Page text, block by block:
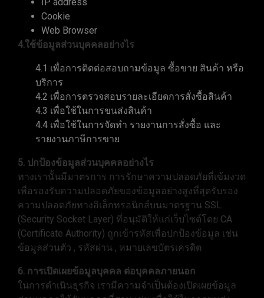
Cookie
Web Browser
4.ใช้ข้อมูลส่วนบุคคลอย่างไร
4.1 เพื่อการติดต่อสอบถามข้อมูล ซื้อขาย สินค้า หรือ
บริการ
4.2 เพื่อการตรวจสอบรายละเอียดการสั่งซื้อสินค้า
4.3 เพื่อใช้ในการขนส่งสินค้า
4.4 เพื่อใช้ในการจัดทำ รายงานการสั่งซื้อ และ
รายงานภาษีการขาย
5. ปกป้องข้อมูลส่วนบุคคลอย่างไร
ทางเรานั้นมีมาตรการ การรักษาความปลอดภัยที่เข้มงวด
เพื่อรองรับความปลอดภัยของข้อมูลอย่างสูงที่สุดรับรอง
ความปลอดภัยทางอิเล็กทรอนิกส์บนมาตรฐาน SSL
(Security Socket Layer) ที่อนุมัติให้แก่เว็บไซต์โดย CA
(Certificate Authority) ถูกเข้ารหัสเพื่อปกป้องข้อมูล เช่น
ข้อมูลส่วนตัว , รหัสผ่าน , หมายเลขบัตรเครดิต
6. การเปิดเผยข้อมูลบุคคล ต่อบุคคลภายนอก
ในการดำเนินธุรกิจ เรามีความจำเป็นต้องเปิดเผยข้อมูล